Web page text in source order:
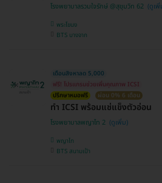
โรงพยาบาลรวมใจรักษ์ @สุขุมวิท 62
พระโขนง
BTS บางจาก
เดือนสิงหาลด 5,000
ฟรี! โปรแกรมช่วยเพิ่มคุณภาพ ICSI
ปรึกษาหมอฟรี
ผ่อน 0% 6 เดือน
ทำ ICSI พร้อมแช่แข็งตัวอ่อน
โรงพยาบาลพญาไท 2
พญาไท
BTS สนามเป้า